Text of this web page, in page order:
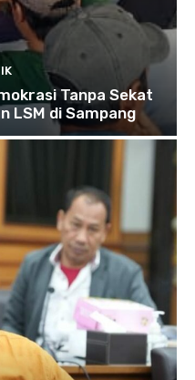
Tanpa Sekat
LSM di Sampang